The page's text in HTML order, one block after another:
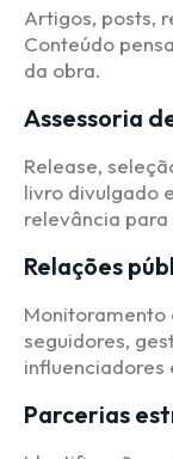
Artigos, posts,
Conteúdo
da obra.
Assessoria
Release,
livro divulgado
relevância
Relações
Monitoramento
seguidores,
influenciadores
Parcerias